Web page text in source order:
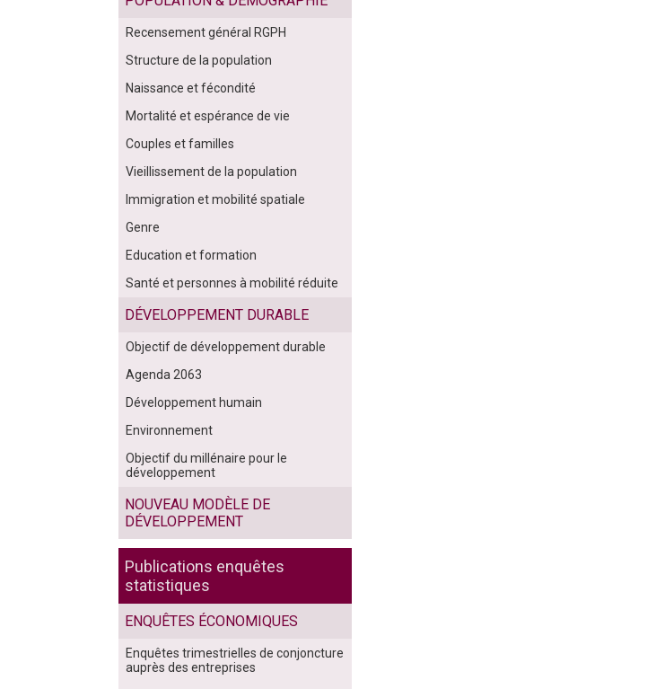
Recensement général RGPH
Structure de la population
Naissance et fécondité
Mortalité et espérance de vie
Couples et familles
Vieillissement de la population
Immigration et mobilité spatiale
Genre
Education et formation
Santé et personnes à mobilité réduite
DÉVELOPPEMENT DURABLE
Objectif de développement durable
Agenda 2063
Développement humain
Environnement
Objectif du millénaire pour le
développement
NOUVEAU MODÈLE DE
DÉVELOPPEMENT
Publications enquêtes
statistiques
ENQUÊTES ÉCONOMIQUES
Enquêtes trimestrielles de conjoncture
auprès des entreprises